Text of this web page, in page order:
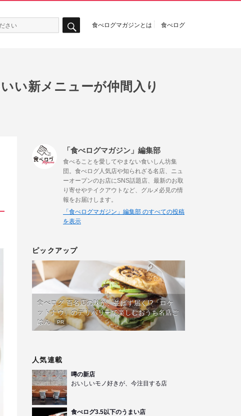
食べログマガジンとは 食べログ
い新メニューが仲間入り
「食べログマガジン」編集部
食べることを愛してやまない食いしん坊集
団。食べログ人気店や知られざる名店、ニュ
ーオープンのお店にSNS話題店、最新のお取
り寄せやテイクアウトなど、グルメ必見の情
報をお届けします。
「食べログマガジン」編集部 のすべての投稿
を表示
ピックアップ
食べログ 百名店の味が、並ばず届く!?「ロケ
ットナウ」のデリバリーで楽しむおうち名店ご
はん
PR
人気連載
噂の新店
おいしいモノ好きが、今注目する店
食べログ3.5以下のうまい店